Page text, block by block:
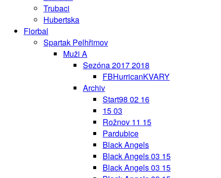
Trubaci
Hubertska
Florbal
Spartak Pelhřimov
Muži A
Sezóna 2017 2018
FBHurricanKVARY
Archiv
Start98 02 16
15 03
Rožnov 11 15
Pardubice
Black Angels
Black Angels 03 15
Black Angels 03 15